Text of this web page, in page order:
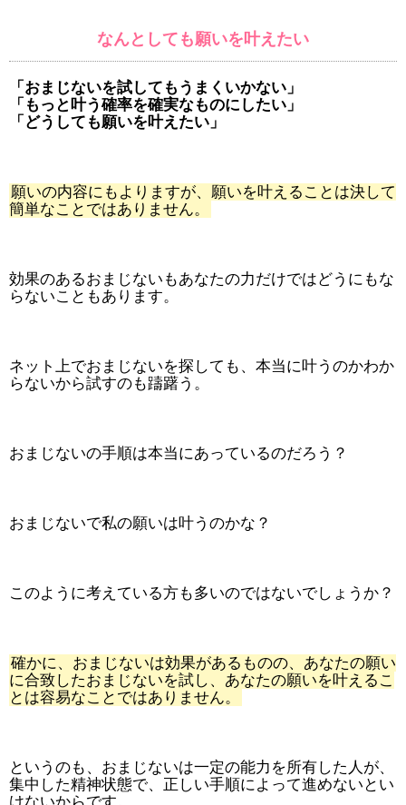
なんとしても願いを叶えたい
「おまじないを試してもうまくいかない」
「もっと叶う確率を確実なものにしたい」
「どうしても願いを叶えたい」
願いの内容にもよりますが、願いを叶えることは決して
簡単なことではありません。
効果のあるおまじないもあなたの力だけではどうにもな
らないこともあります。
ネット上でおまじないを探しても、本当に叶うのかわか
らないから試すのも躊躇う。
おまじないの手順は本当にあっているのだろう？
おまじないで私の願いは叶うのかな？
このように考えている方も多いのではないでしょうか？
確かに、おまじないは効果があるものの、あなたの願い
に合致したおまじないを試し、あなたの願いを叶えるこ
とは容易なことではありません。
というのも、おまじないは一定の能力を所有した人が、
集中した精神状態で、正しい手順によって進めないとい